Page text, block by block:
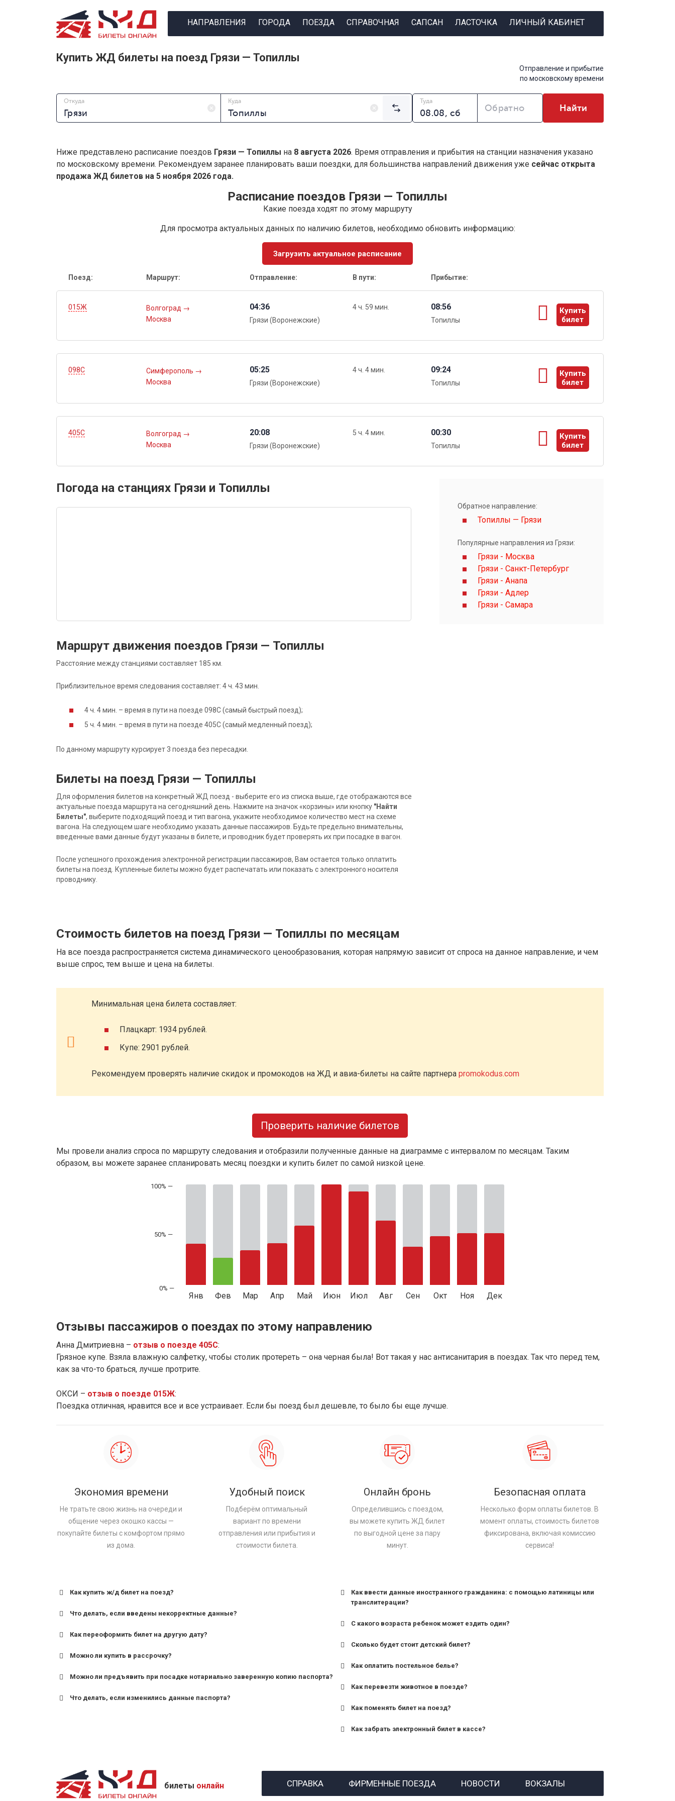
НАПРАВЛЕНИЯ ГОРОДА ПОЕЗДА СПРАВОЧНАЯ САПСАН ЛАСТОЧКА ЛИЧНЫЙ КАБИНЕТ
Купить ЖД билеты на поезд Грязи — Топиллы
Отправление и прибытие
по московскому времени
Откуда Куда Туда
Обратно Найти
Ниже представлено расписание поездов Грязи — Топиллы на 8 августа 2026. Время отправления и прибытия на станции назначения указано
по московскому времени. Рекомендуем заранее планировать ваши поездки, для большинства направлений движения уже сейчас открыта
продажа ЖД билетов на 5 ноября 2026 года.
Расписание поездов Грязи — Топиллы
Какие поезда ходят по этому маршруту
Для просмотра актуальных данных по наличию билетов, необходимо обновить информацию:
Загрузить актуальное расписание
Поезд: Маршрут: Отправление: В пути: Прибытие:
015Ж Волгоград →
Москва
04:36
Грязи (Воронежские)
4 ч. 59 мин. 08:56
Топиллы
Купить
билет
ы
098С Симферополь →
Москва
05:25
Грязи (Воронежские)
4 ч. 4 мин. 09:24
Топиллы
Купить
билет
ы
405С Волгоград →
Москва
20:08
Грязи (Воронежские)
5 ч. 4 мин. 00:30
Топиллы
Купить
билет
ы
Погода на станциях Грязи и Топиллы
Маршрут движения поездов Грязи — Топиллы
Расстояние между станциями составляет 185 км.
Приблизительное время следования составляет: 4 ч. 43 мин.
4 ч. 4 мин. – время в пути на поезде 098С (самый быстрый поезд);
5 ч. 4 мин. – время в пути на поезде 405С (самый медленный поезд);
По данному маршруту курсирует 3 поезда без пересадки.
Билеты на поезд Грязи — Топиллы
Для оформления билетов на конкретный ЖД поезд - выберите его из списка выше, где отображаются все
актуальные поезда маршрута на сегодняшний день. Нажмите на значок «корзины» или кнопку "Найти
Билеты", выберите подходящий поезд и тип вагона, укажите необходимое количество мест на схеме
вагона. На следующем шаге необходимо указать данные пассажиров. Будьте предельно внимательны,
введенные вами данные будут указаны в билете, и проводник будет проверять их при посадке в вагон.
После успешного прохождения электронной регистрации пассажиров, Вам остается только оплатить
билеты на поезд. Купленные билеты можно будет распечатать или показать с электронного носителя
проводнику.
Обратное направление:
Топиллы — Грязи
Популярные направления из Грязи:
Грязи - Москва
Грязи - Санкт-Петербург
Грязи - Анапа
Грязи - Адлер
Грязи - Самара
Стоимость билетов на поезд Грязи — Топиллы по месяцам
На все поезда распространяется система динамического ценообразования, которая напрямую зависит от спроса на данное направление, и чем
выше спрос, тем выше и цена на билеты.
Минимальная цена билета составляет:
Плацкарт: 1934 рублей.
Купе: 2901 рублей.
Рекомендуем проверять наличие скидок и промокодов на ЖД и авиа-билеты на сайте партнера promokodus.com
Проверить наличие билетов
Мы провели анализ спроса по маршруту следования и отобразили полученные данные на диаграмме с интервалом по месяцам. Таким
образом, вы можете заранее спланировать месяц поездки и купить билет по самой низкой цене.
50% —
Янв Фев Мар Апр Май Июн Июл Авг Сен Окт Ноя Дек
Отзывы пассажиров о поездах по этому направлению
Анна Дмитриевна – отзыв о поезде 405С:
Грязное купе. Взяла влажную салфетку, чтобы столик протереть – она черная была! Вот такая у нас антисанитария в поездах. Так что перед тем,
как за что-то браться, лучше протрите.
ОКСИ – отзыв о поезде 015Ж:
Поездка отличная, нравится все и все устраивает. Если бы поезд был дешевле, то было бы еще лучше.
Экономия времени
Не тратьте свою жизнь на очереди и
общение через окошко кассы —
покупайте билеты с комфортом прямо
из дома.
Удобный поиск
Подберём оптимальный
вариант по времени
отправления или прибытия и
стоимости билета.
Онлайн бронь
Определившись с поездом,
вы можете купить ЖД билет
по выгодной цене за пару
минут.
Безопасная оплата
Несколько форм оплаты билетов. В
момент оплаты, стоимость билетов
фиксирована, включая комиссию
сервиса!
Как купить ж/д билет на поезд?
Что делать, если введены некорректные данные?
Как переоформить билет на другую дату?
Можно ли купить в рассрочку?
Можно ли предъявить при посадке нотариально заверенную копию паспорта?
Что делать, если изменились данные паспорта?
Как ввести данные иностранного гражданина: с помощью латиницы или
транслитерации?
С какого возраста ребенок может ездить один?
для поездов дальнего следования — от 10 лет и старше;
Сколько будет стоит детский билет?
Как оплатить постельное белье?
Как перевезти животное в поезде?
Как поменять билет на поезд?
Как забрать электронный билет в кассе?
назвав кассиру 14-значный номер заказа;
билеты онлайн СПРАВКА ФИРМЕННЫЕ ПОЕЗДА НОВОСТИ ВОКЗАЛЫ